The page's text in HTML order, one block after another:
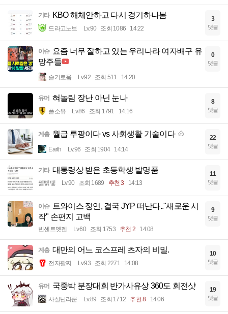
기타 KBO 해체안하고 다시 경기하나봄
드라고노브 Lv.90 조회 1086 14:22
3
댓글
이슈 요즘 너무 잘하고 있는 우리나라 여자배구 유
망주들
슬기로움 Lv.92 조회 511 14:20
0
댓글
유머 혀놀림 장난 아닌 눈나
풀소유 Lv.86 조회 1791 14:16
8
댓글
계층 월급 루팡이다 vs 사회생활 기술이다
Earth Lv.96 조회 1904 14:14
22
댓글
기타 대통령상 받은 초등학생 발명품
꿻뻵뗗 Lv.90 조회 1689 추천 3 14:13
11
댓글
이슈
트와이스 정연, 결국 JYP 떠난다.."새로운 시
작" 손편지 고백
빈센트멧젠 Lv.60 조회 1753 추천 2 14:08
9
댓글
계층 대만의 어느 코스프레 츠자의 비밀.
전자팔찌 Lv.93 조회 2271 14:08
10
댓글
유머 국중박 분장대회 반가사유상 360도 회전샷
사실난라쿤 Lv.89 조회 1712 추천 8 14:06
19
댓글